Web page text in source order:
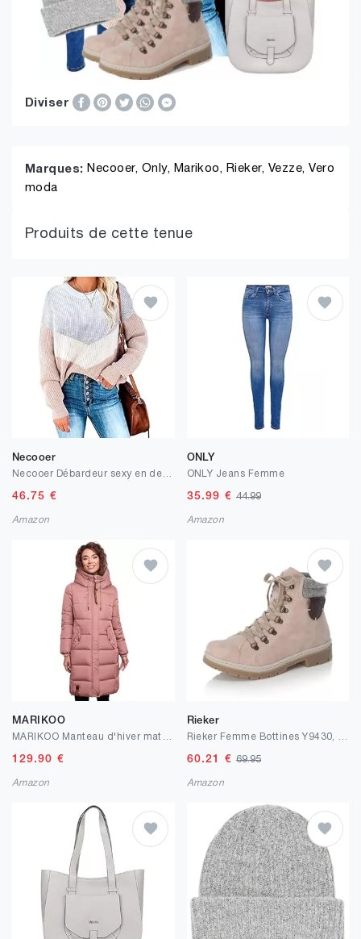
Diviser
Marques:Necooer, Only, Marikoo, Rieker, Vezze,Vero
moda
Produits de cette tenue
Necooer
46.75 €
Amazon
ONLY
ONLY Jeans Femme
35.99 € 44.99
Amazon
MARIKOO
129.90 €
Amazon
Rieker
60.21 € 69.95
Amazon